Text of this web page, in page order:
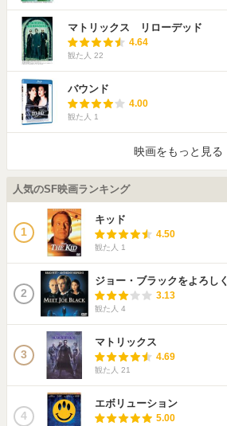
マトリックス リローデッド
4.64
観た人 22
バウンド
4.00
観た人 1
映画をもっと見る
人気のSF映画ランキング
1
キッド
4.50
観た人 1
2
ジョー・ブラックをよろしく
3.13
観た人 4
3
マトリックス
4.69
観た人 21
4
エボリューション
5.00